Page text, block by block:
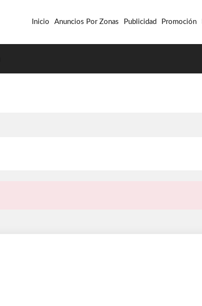
Inicio Anuncios Por Zonas Publicidad Promoción